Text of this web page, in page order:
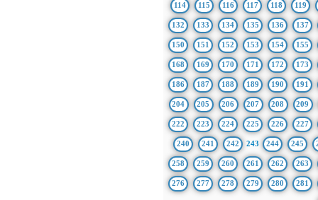
114 115 116 117 118 119
132 133 134 135 136 137
150 151 152 153 154 155
168 169 170 171 172 173
186 187 188 189 190 191
204 205 206 207 208 209
222 223 224 225 226 227
240 241 242 243 244 245
258 259 260 261 262 263
276 277 278 279 280 281